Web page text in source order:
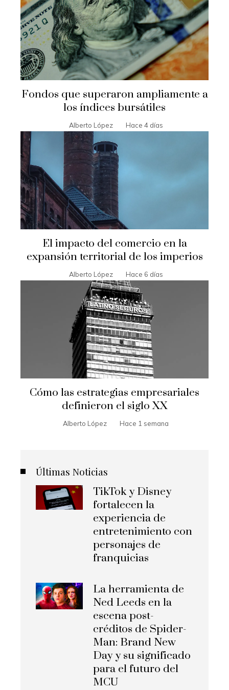
Fondos que superaron ampliamente a
los índices bursátiles
Alberto López Hace 4 días
El impacto del comercio en la
expansión territorial de los imperios
Alberto López Hace 6 días
Cómo las estrategias empresariales
definieron el siglo XX
Alberto López Hace 1 semana
Últimas Noticias
TikTok y Disney
fortalecen la
experiencia de
entretenimiento con
personajes de
franquicias
La herramienta de
Ned Leeds en la
escena post-
créditos de Spider-
Man: Brand New
Day y su significado
para el futuro del
MCU